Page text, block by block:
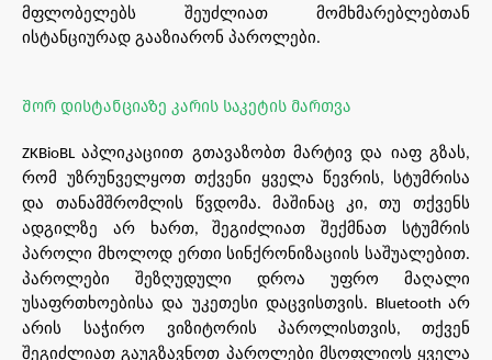
მფლობელებს
შეუძლიათ მომხმარებლებთან
ისტანციურად გააზიარონ პაროლები.
შორ დისტანციაზე კარის საკეტის მართვა
ZKBioBLაპლიკაციით გთავაზობთ მარტივ და იაფ გზას,
რომ უზრუნველყოთ თქვენი ყველა წევრის, სტუმრისა
და თანამშრომლის წვდომა. მაშინაც კი,თუ
თქვენს
ადგილზე
არ ხართ,შეგიძლიათ შექმნათ
სტუმრის
პაროლი მხოლოდ ერთი სინქრონიზაციის საშუალებით.
პაროლები შეზღუდული დროა უფრო
მაღალი
უსაფრთხოებისა და უკეთესი დაცვისთვის. Bluetoothარ
არის
საჭირო ვიზიტორის პაროლისთვის, თქვენ
შეგიძლიათ გაუგზავნოთ პაროლები მსოფლიოს ყველა